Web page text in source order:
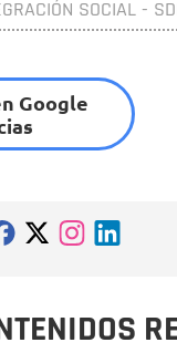
SOCIAL -
Google